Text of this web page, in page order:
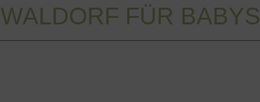
WALDORF FÜR BABYS